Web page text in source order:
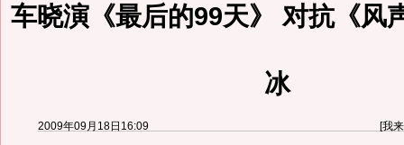
车晓演《最后的99天》 对抗《风
冰
2009年09月18日16:09 [我